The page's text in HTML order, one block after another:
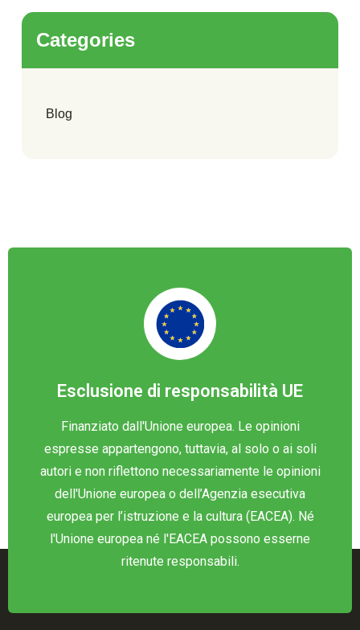
Categories
Blog
Esclusione di responsabilità UE
Finanziato dall'Unione europea. Le opinioni
espresse appartengono, tuttavia, al solo o ai soli
autori e non riflettono necessariamente le opinioni
dell'Unione europea o dell’Agenzia esecutiva
europea per l’istruzione e la cultura (EACEA). Né
l'Unione europea né l'EACEA possono esserne
ritenute responsabili.